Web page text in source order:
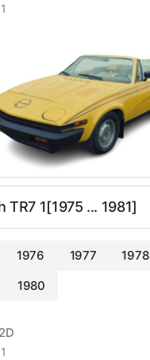
TR7 1[1975 ... 1981]
1976 1977
1978
1980